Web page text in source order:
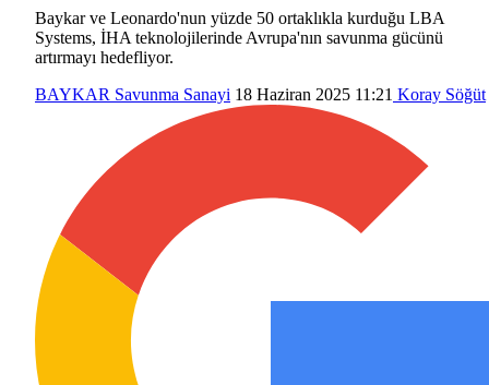
Baykar ve Leonardo'nun yüzde 50 ortaklıkla kurduğu LBA
Systems, İHA teknolojilerinde Avrupa'nın savunma gücünü
artırmayı hedefliyor.
BAYKAR Savunma Sanayi 18 Haziran 2025 11:21 Koray Söğüt